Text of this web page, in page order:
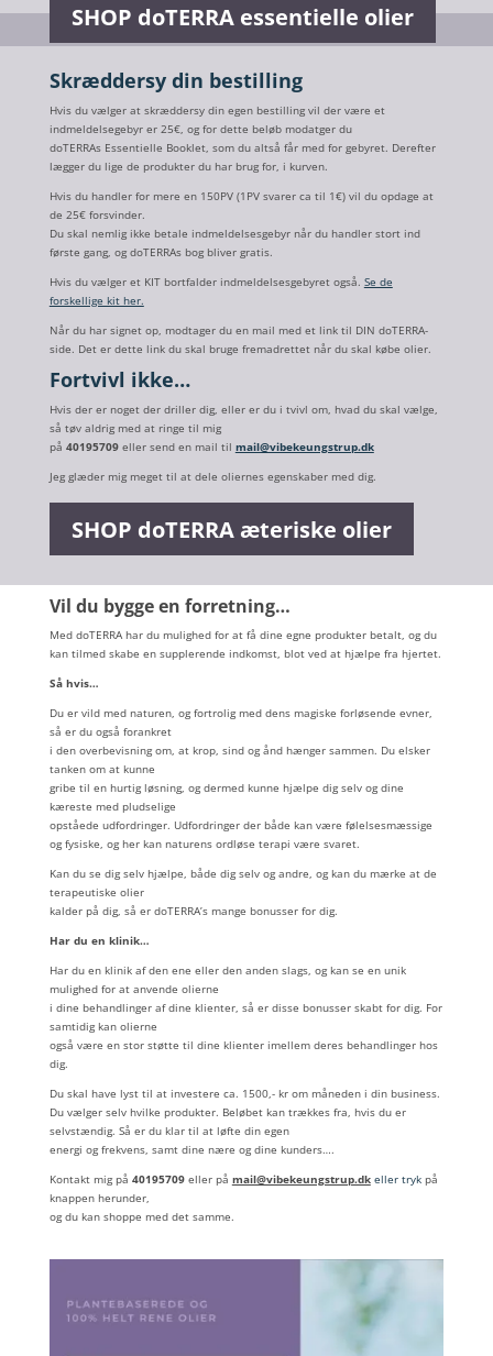
SHOP doTERRA essentielle olier
Skræddersy din bestilling
Hvis du vælger at skræddersy din egen bestilling vil der være et
indmeldelsegebyr er 25€, og for dette beløb modatger du
doTERRAs Essentielle Booklet, som du altså får med for gebyret. Derefter
lægger du lige de produkter du har brug for, i kurven.
Hvis du handler for mere en 150PV (1PV svarer ca til 1€) vil du opdage at
de 25€ forsvinder.
Du skal nemlig ikke betale indmeldelsesgebyr når du handler stort ind
første gang, og doTERRAs bog bliver gratis.
Hvis du vælger et KIT bortfalder indmeldelsesgebyret også. Se de
forskellige kit her.
Når du har signet op, modtager du en mail med et link til DIN doTERRA-
side. Det er dette link du skal bruge fremadrettet når du skal købe olier.
Fortvivl ikke…
Hvis der er noget der driller dig, eller er du i tvivl om, hvad du skal vælge,
så tøv aldrig med at ringe til mig
på 40195709eller send en mail til mail@vibekeungstrup.dk
Jeg glæder mig meget til at dele oliernes egenskaber med dig.
SHOP doTERRA æteriske olier
Vil du bygge en forretning…
Med doTERRA har du mulighed for at få dine egne produkter betalt, og du
kan tilmed skabe en supplerende indkomst, blot ved at hjælpe fra hjertet.
Så hvis…
Du er vild med naturen, og fortrolig med dens magiske forløsende evner,
så er du også forankret
i den overbevisning om, at krop, sind og ånd hænger sammen. Du elsker
tanken om at kunne
gribe til en hurtig løsning, og dermed kunne hjælpe dig selv og dine
kæreste med pludselige
opståede udfordringer. Udfordringer der både kan være følelsesmæssige
og fysiske, og her kan naturens ordløse terapi være svaret.
Kan du se dig selv hjælpe, både dig selv og andre, og kan du mærke at de
terapeutiske olier
kalder på dig, så er doTERRA’s mange bonusser for dig.
Har du en klinik…
Har du en klinik af den ene eller den anden slags, og kan se en unik
mulighed for at anvende olierne
i dine behandlinger af dine klienter, så er disse bonusser skabt for dig. For
samtidig kan olierne
også være en stor støtte til dine klienter imellem deres behandlinger hos
dig.
Du skal have lyst til at investere ca. 1500,- kr om måneden i din business.
Du vælger selv hvilke produkter. Beløbet kan trækkes fra, hvis du er
selvstændig. Så er du klar til at løfte din egen
energi og frekvens, samt dine nære og dine kunders….
Kontakt mig på 40195709eller på mail@vibekeungstrup.dkeller tryk på
knappen herunder,
og du kan shoppe med det samme.